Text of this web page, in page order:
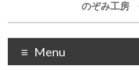
のぞみ工房
Menu